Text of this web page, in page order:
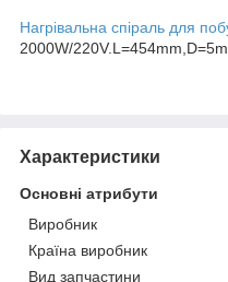
Нагрівальна спіраль для
2000W/
Характеристики
Основні атрибути
Виробник
Країна виробник
Вид запчастини